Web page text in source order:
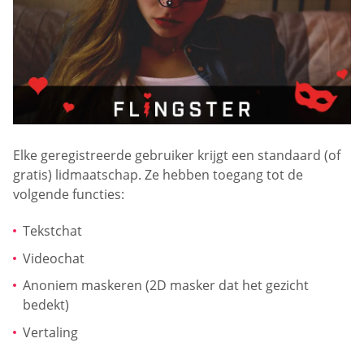
Elke geregistreerde gebruiker krijgt een standaard (of
gratis) lidmaatschap. Ze hebben toegang tot de
volgende functies:
Tekstchat
Videochat
Anoniem maskeren (2D masker dat het gezicht
bedekt)
Vertaling